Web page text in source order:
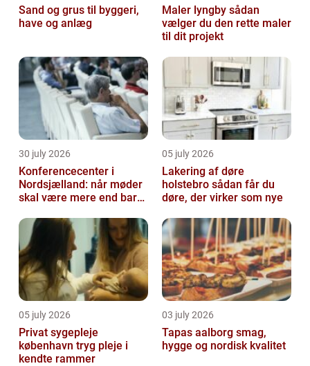
Sand og grus til byggeri,
have og anlæg
Maler lyngby sådan
vælger du den rette maler
til dit projekt
30 july 2026
Konferencecenter i
Nordsjælland: når møder
skal være mere end bare
05 july 2026
Lakering af døre
holstebro sådan får du
døre, der virker som nye
05 july 2026
Privat sygepleje
københavn tryg pleje i
kendte rammer
03 july 2026
Tapas aalborg smag,
hygge og nordisk kvalitet